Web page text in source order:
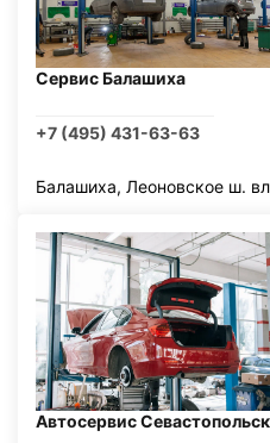
Сервис Балашиха
+7 (495) 431-63-63
Балашиха, Леоновское ш.
Автосервис